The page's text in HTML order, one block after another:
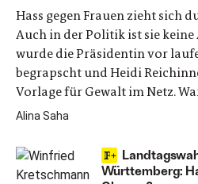
Hass gegen Frauen zieht sich
Auch in der Politik ist sie
wurde die Präsidentin vor
begrapscht und Heidi
Vorlage für Gewalt im Netz.
Alina Saha
Württemberg: